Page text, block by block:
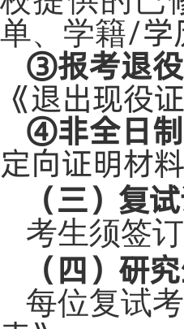
单、学籍/学
③报考退
《退出现役证
④非全日制
定向证明材料
（三）复
考生须签
（四）研
每位复试